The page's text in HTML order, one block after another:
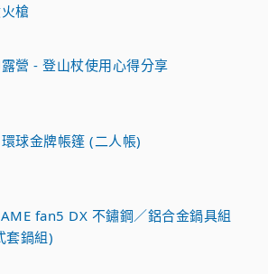
槍
營 - 登山杖使用心得分享
球金牌帳篷 (二人帳)
fan5 DX 不鏽鋼／鋁合金鍋具組
套鍋組)